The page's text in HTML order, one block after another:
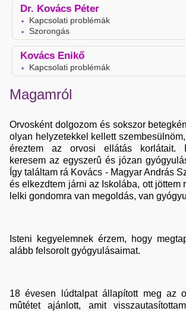
Dr. Kovács Péter
Kapcsolati problémák
Szorongás
Kovács Enikő
Kapcsolati problémák
Magamról
Orvosként dolgozom és sokszor
olyan helyzetekkel kellett
éreztem az orvosi ellátás korlátait.
keresem az egyszerû és józan
Így találtam rá Kovács - Magyar András
és elkezdtem járni az Iskolába, ott jöttem
lelki gondomra van megoldás, van
Isteni kegyelemnek érzem, hogy
alább felsorolt gyógyulásaimat.
18 évesen lúdtalpat állapított meg az
mûtétet ajánlott, amit